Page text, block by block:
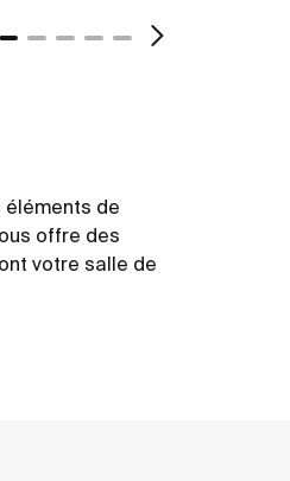
éléments de
offre des
votre salle de